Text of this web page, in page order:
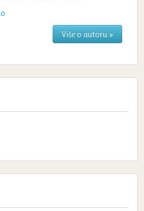
Više o autoru »